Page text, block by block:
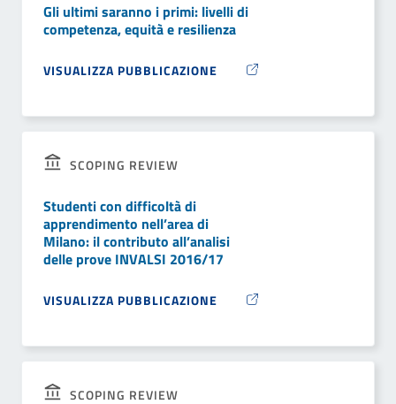
Gli ultimi saranno i primi: livelli di
competenza, equità e resilienza
VISUALIZZA PUBBLICAZIONE
SCOPING REVIEW
Studenti con difficoltà di
apprendimento nell’area di
Milano: il contributo all’analisi
delle prove INVALSI 2016/17
VISUALIZZA PUBBLICAZIONE
SCOPING REVIEW